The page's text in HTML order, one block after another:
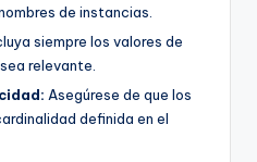
de instancias.
siempre los valores de
relevante.
Asegúrese de que los
definida en el